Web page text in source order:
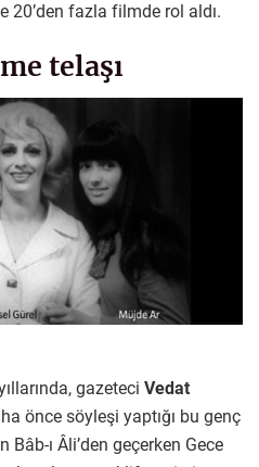
20’den fazla filmde rol aldı.
telaşı
gazeteci Vedat
önce söyleşi yaptığı bu genç
ı Âli’den geçerken Gece